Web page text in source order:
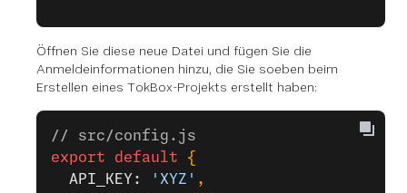
Öffnen Sie diese neue Datei und fügen Sie die
Anmeldeinformationen hinzu, die Sie soeben beim
Erstellen eines TokBox-Projekts erstellt haben:
// src/config.js
export default {
  API_KEY:
'XYZ' ,